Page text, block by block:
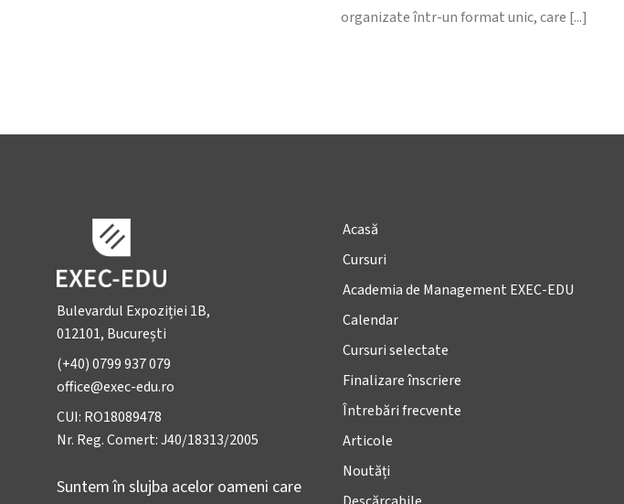
organizate într-un format unic, care [...]
Bulevardul Expoziției 1B,
012101, București
(+40) 0799 937 079
office@exec-edu.ro
CUI: RO18089478
Nr. Reg. Comert: J40/18313/2005
Suntem în slujba acelor oameni care
Acasă
Cursuri
Academia de Management EXEC-EDU
Calendar
Cursuri selectate
Finalizare înscriere
Întrebări frecvente
Articole
Noutăți